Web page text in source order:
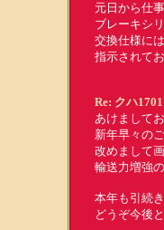
元日から仕
ブレーキシ
交換仕様に
指示されて
Re: クハ
あけまして
新年早々の
改めまして
輸送力増強
本年も引続
どうぞ今後